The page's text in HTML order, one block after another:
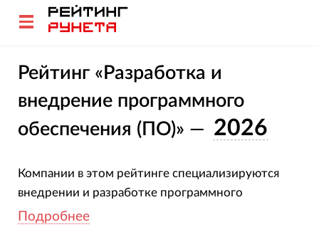
Рейтинг «Разработка и
внедрение программного
обеспечения (ПО)» — 2026
Компании в этом рейтинге специализируются
внедрении и разработке программного
обеспечения (ПО) — десктопного, серверного
Подробнее